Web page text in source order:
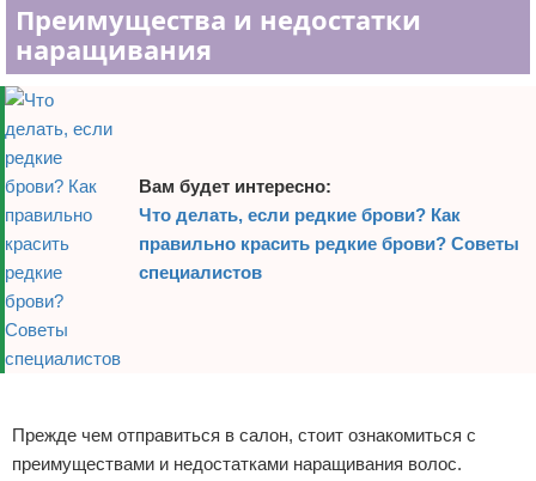
Преимущества и недостатки
наращивания
Вам будет интересно:
Что делать, если редкие брови? Как
правильно красить редкие брови? Советы
специалистов
Прежде чем отправиться в салон, стоит ознакомиться с
преимуществами и недостатками наращивания волос.